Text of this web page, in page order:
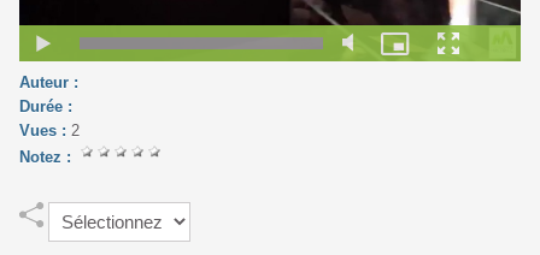
Auteur :
Durée :
Vues : 2
Notez :